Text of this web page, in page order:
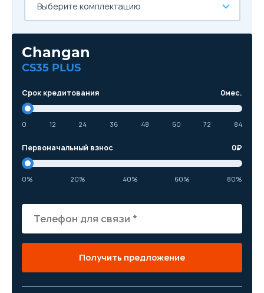
Выберите комплектацию
Changan
CS35 PLUS
Срок кредитования 0мес.
0 12 24 36 48 60 72 84
Первоначальный взнос 0₽
0% 20% 40% 60% 80%
Получить предложение